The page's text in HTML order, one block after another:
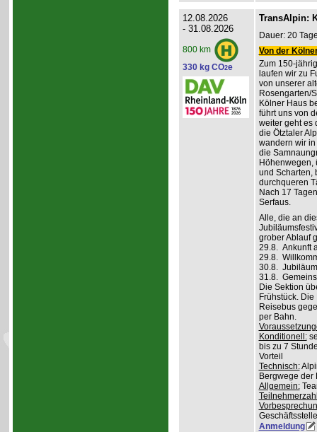
12.08.2026
- 31.08.2026
800 km
330 kg CO2e
TransAlpin:
Dauer: 20
Von der
Zum 150-
laufen wir zu
von unserer
Rosengarten/
Kölner Haus
führt uns von
weiter geht es
die Ötztaler
wandern wir
die
Höhenwegen,
und Scharten,
durchqueren
Nach 17
Serfaus.
Alle, die an
grober Ablauf
29.8. Ankunft
29.8.
30.8.
31.8.
Die Sektion
Frühstück.
Reisebus
per Bahn.
Konditionell:
bis zu 7
Vorteil
Technisch:
Bergwege
Allgemein:
Anmeldung